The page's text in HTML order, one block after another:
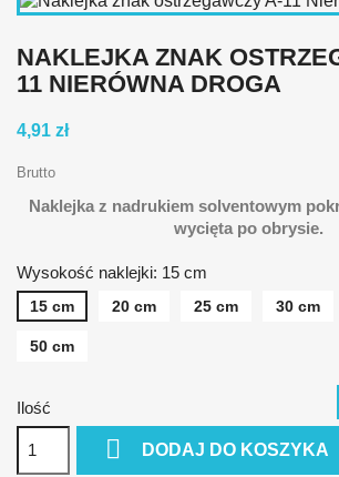
NAKLEJKA ZNAK
11 NIERÓWNA DROGA
4,91 zł
Brutto
Naklejka z nadrukiem solventowym
wycięta po obrysie.
Wysokość naklejki: 15 cm
15 cm 20 cm 25 cm 30 cm
50 cm
Ilość
 DODAJ DO KOSZYKA